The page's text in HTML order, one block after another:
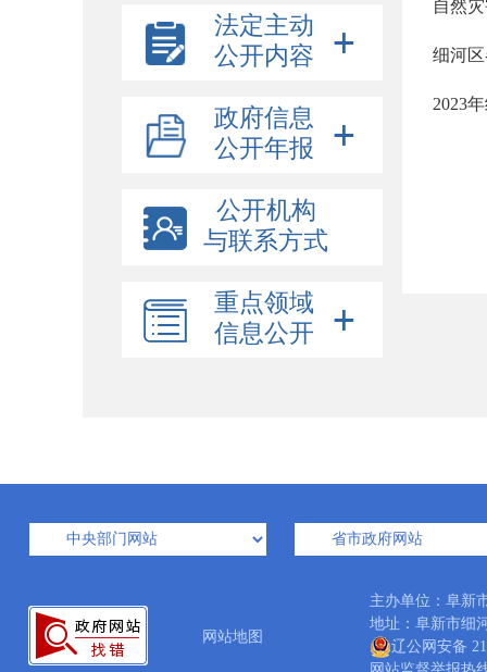
法定主动
公开内容
政府信息
公开年报
公开机构
与联系方式
重点领域
信息公开
自然
细河
2023
网站地图
主办单位：阜
地址：阜新市
辽公网安备